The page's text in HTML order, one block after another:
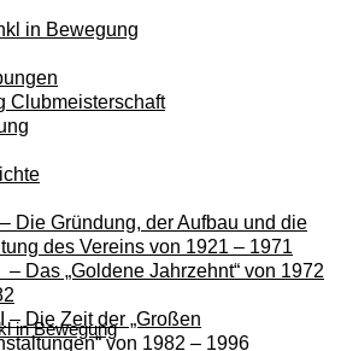
in Bewegung
in Bewegung
Clubmeisterschaft
Die Gründung, der Aufbau und die
des Vereins von 1921 – 1971
– Das „Goldene Jahrzehnt“ von 1972
– Die Zeit der „Großen
von 1982 – 1996